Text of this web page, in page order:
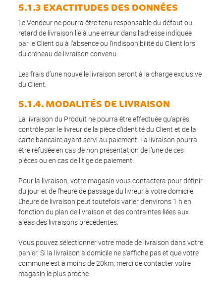
5.1.3 EXACTITUDES DES DONNÉES
Le Vendeur ne pourra être tenu responsable du défaut ou
retard de livraison lié à une erreur dans l’adresse indiquée
par le Client ou à l’absence ou l’indisponibilité du Client lors
du créneau de livraison convenu.
Les frais d’une nouvelle livraison seront à la charge exclusive
du Client.
5.1.4. MODALITÉS DE LIVRAISON
La livraison du Produit ne pourra être effectuée qu’après
contrôle par le livreur de la pièce d’identité du Client et de la
carte bancaire ayant servi au paiement. La livraison pourra
être refusée en cas de non présentation de l’une de ces
pièces ou en cas de litige de paiement.
Pour la livraison, votre magasin vous contactera pour définir
du jour et de l'heure de passage du livreur à votre domicile.
L'heure de livraison peut toutefois varier d'environs 1 h en
fonction du plan de livraison et des contraintes liées aux
aléas des livraisons précédentes.
Vous pouvez sélectionner votre mode de livraison dans votre
panier. Si la livraison à domicile ne s'affiche pas et que votre
commune est à moins de 20km, merci de contacter votre
magasin le plus proche.